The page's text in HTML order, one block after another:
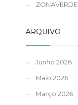
ZONAVERDE
ARQUIVO
Junho 2026
Maio 2026
Março 2026